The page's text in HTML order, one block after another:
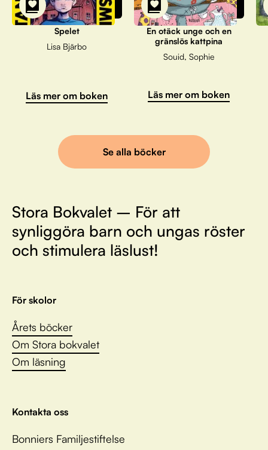
Spelet
Lisa Bjärbo
Läs mer om boken
En otäck unge och en
gränslös kattpina
Souid, Sophie
Läs mer om boken
Se alla böcker
Stora Bokvalet – För att
synliggöra barn och ungas röster
och stimulera läslust!
För skolor
Årets böcker
Om Stora bokvalet
Om läsning
Kontakta oss
Bonniers Familjestiftelse